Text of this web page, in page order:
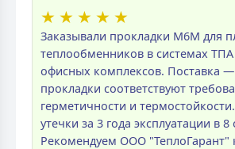
★ ★ ★ ★ ★
Заказывали прокладки M6M для
теплообменников в системах
офисных комплексов. Поставка —
прокладки соответствуют
герметичности и
утечки за 3 года эксплуатации в 8
Рекомендуем ООО "ТеплоГарант"